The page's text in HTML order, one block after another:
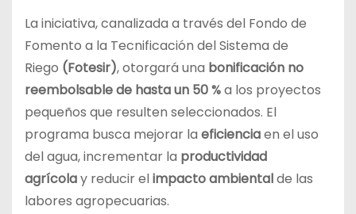
La iniciativa, canalizada a través del Fondo de
Fomento a la Tecnificación del Sistema de
Riego (Fotesir), otorgará una bonificación no
reembolsable de hasta un 50 %a los proyectos
pequeños que resulten seleccionados. El
programa busca mejorar la eficienciaen el uso
del agua, incrementar la productividad
agrícolay reducir elimpacto ambientalde las
labores agropecuarias.